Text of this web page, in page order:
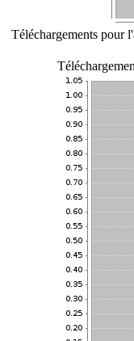
Téléchargements pour